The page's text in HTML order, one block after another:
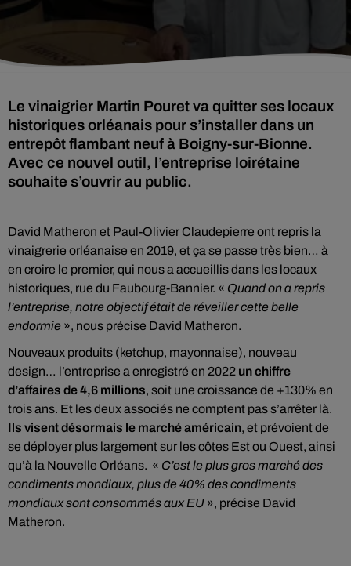
Le vinaigrier Martin Pouret va quitter ses locaux
historiques orléanais pour s’installer dans un
entrepôt flambant neuf à Boigny-sur-Bionne.
Avec ce nouvel outil, l’entreprise loirétaine
souhaite s’ouvrir au public.
David Matheron et Paul-Olivier Claudepierre ont repris la
vinaigrerie orléanaise en 2019, et ça se passe très bien… à
en croire le premier, qui nous a accueillis dans les locaux
historiques, rue du Faubourg-Bannier. « Quand on a repris
l’entreprise, notre objectif était de réveiller cette belle
endormie », nous précise David Matheron.
Nouveaux produits (ketchup, mayonnaise), nouveau
design… l’entreprise a enregistré en 2022 un chiffre
d’affaires de 4,6 millions, soit une croissance de +130% en
trois ans. Et les deux associés ne comptent pas s’arrêter là.
Ils visent désormais le marché américain, et prévoient de
se déployer plus largement sur les côtes Est ou Ouest, ainsi
qu’à la Nouvelle Orléans. « C’est le plus gros marché des
condiments mondiaux, plus de 40% des condiments
mondiaux sont consommés aux EU », précise David
Matheron.